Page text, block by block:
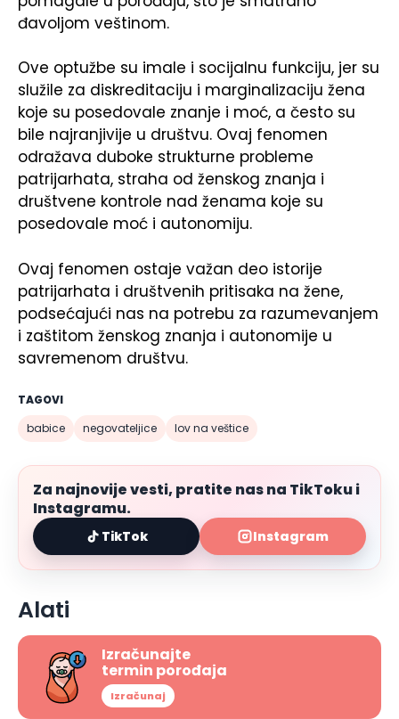
đavoljom veštinom.
Ove optužbe su imale i socijalnu funkciju, jer su
služile za diskreditaciju i marginalizaciju žena
koje su posedovale znanje i moć, a često su
bile najranjivije u društvu. Ovaj fenomen
odražava duboke strukturne probleme
patrijarhata, straha od ženskog znanja i
društvene kontrole nad ženama koje su
posedovale moć i autonomiju.
Ovaj fenomen ostaje važan deo istorije
patrijarhata i društvenih pritisaka na žene,
podsećajući nas na potrebu za razumevanjem
i zaštitom ženskog znanja i autonomije u
savremenom društvu.
TAGOVI
babice
negovateljice lov na veštice
Za najnovije vesti, pratite nas na TikToku i
Instagramu.
TikTok Instagram
Alati
Izračunajte
termin porođaja
Izračunaj